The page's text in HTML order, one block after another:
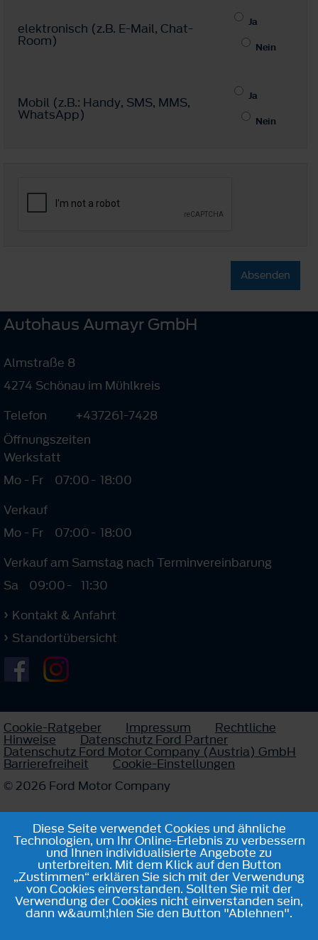
elektronisch (z.B. E-Mail, Chat-
Room)
Ja
Nein
Mobil (z.B.: Handy, SMS, MMS,
WhatsApp)
Ja
Nein
Absenden
Autohaus Aumayr GmbH
Almstraße 8
4274 Schönau im Mühlkreis
Telefon
+437261-7428
Öffnungszeiten
Werkstatt
Mo - Fr
07:00- 18:00
Verkauf
Mo - Fr
07:00- 18:00
Verkauf am Samstag nach Terminvereinbarung
Sa
09:00- 11:30
Kontakt & Anfahrt
Standortübersicht
Cookie-Ratgeber Impressum Rechtliche
Hinweise Datenschutz Ford Partner
Datenschutz Ford Motor Company (Austria) GmbH
Barrierefreiheit
Cookie-Einstellungen
© 2026 Ford Motor Company
Diese Seite verwendet Cookies und ähnliche
Technologien, um Ihr Online-Erlebnis zu verbessern
und Ihnen individualisierte Angebote zu
unterbreiten. Mit dem Klick auf den Button
„Zustimmen“ erklären Sie sich mit der Verwendung
von Cookies einverstanden. Sollten Sie mit der
Verwendung der Cookies nicht einverstanden sein,
dann w&auml;hlen Sie den Button "Ablehnen".